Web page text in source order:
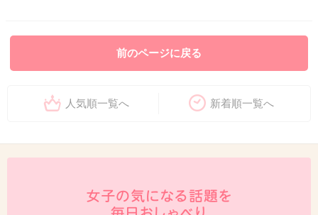
前のページに戻る
人気順一覧へ 新着順一覧へ